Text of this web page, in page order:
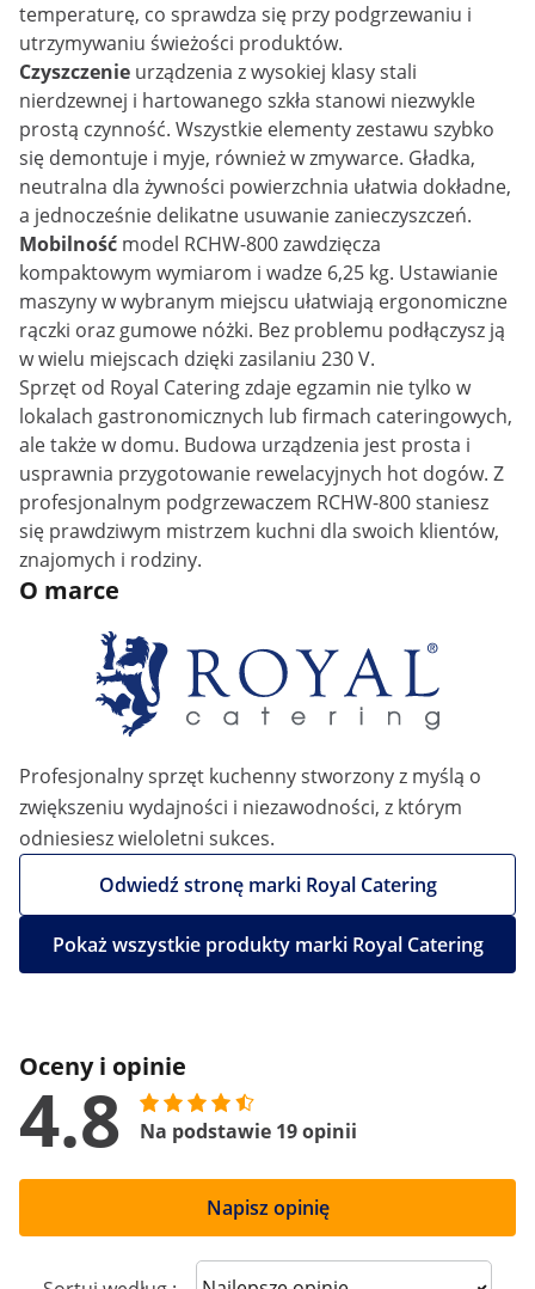
temperaturę, co sprawdza się przy podgrzewaniu i
utrzymywaniu świeżości produktów.
Czyszczenie urządzenia z wysokiej klasy stali
nierdzewnej i hartowanego szkła stanowi niezwykle
prostą czynność. Wszystkie elementy zestawu szybko
się demontuje i myje, również w zmywarce. Gładka,
neutralna dla żywności powierzchnia ułatwia dokładne,
a jednocześnie delikatne usuwanie zanieczyszczeń.
Mobilność model RCHW-800 zawdzięcza
kompaktowym wymiarom i wadze 6,25 kg. Ustawianie
maszyny w wybranym miejscu ułatwiają ergonomiczne
rączki oraz gumowe nóżki. Bez problemu podłączysz ją
w wielu miejscach dzięki zasilaniu 230 V.
Sprzęt od Royal Catering zdaje egzamin nie tylko w
lokalach gastronomicznych lub firmach cateringowych,
ale także w domu. Budowa urządzenia jest prosta i
usprawnia przygotowanie rewelacyjnych hot dogów. Z
profesjonalnym podgrzewaczem RCHW-800 staniesz
się prawdziwym mistrzem kuchni dla swoich klientów,
znajomych i rodziny.
O marce
Profesjonalny sprzęt kuchenny stworzony z myślą o
zwiększeniu wydajności i niezawodności, z którym
odniesiesz wieloletni sukces.
Odwiedź stronę marki Royal Catering
Pokaż wszystkie produkty marki Royal Catering
Oceny i opinie
4.8 Na podstawie 19 opinii
Napisz opinię